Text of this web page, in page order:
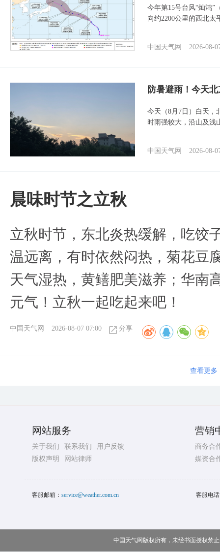
今年第15号台风“灿鸿”
向约2200公里的西北太
中国天气网 2026-08-
防暑避雨！今天
今天（8月7日）白天，
时雨强较大，沿山及浅
中国天气网 2026-08-
晨味时节之立秋
立秋时节，东北炎热缓解，吃饺
温远离，有时依然闷热，菊花豆
天气湿热，黄鳝肥美滋养；华南
元气！立秋一起吃起来吧！
中国天气网 2026-08-07 07:00 分享
查看更多
网站服务
关于我们 联系我们
用户反馈
版权声明
网站律师
营销
商务合
媒资合
客服邮箱： service@weather.com.cn 客服电
中国天气网版权所有，未经书面授权